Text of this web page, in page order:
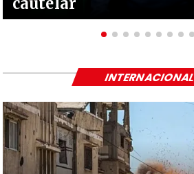
INTERNACIONAL